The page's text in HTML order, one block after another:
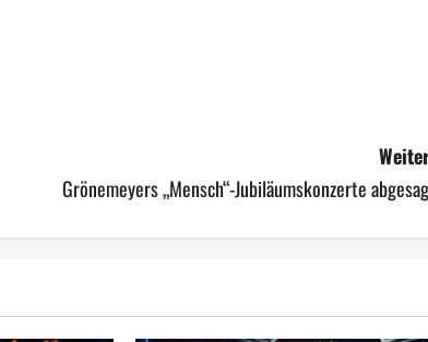
Grönemeyers „Mensch“-Jubiläumskonzerte